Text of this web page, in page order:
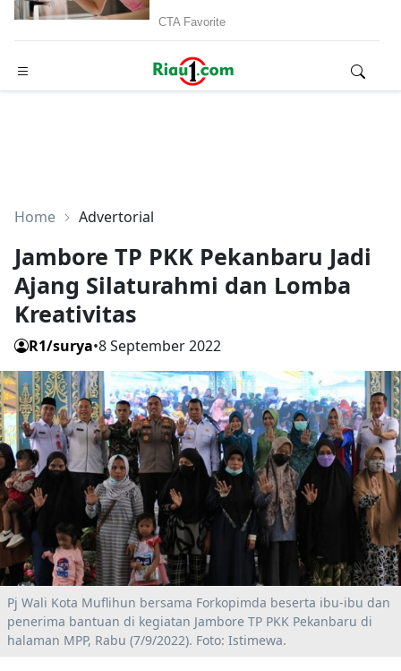
Home Advertorial
Jambore TP PKK Pekanbaru Jadi
Ajang Silaturahmi dan Lomba
Kreativitas
R1/surya•8 September 2022
Pj Wali Kota Muflihun bersama Forkopimda beserta ibu-ibu dan
penerima bantuan di kegiatan Jambore TP PKK Pekanbaru di
halaman MPP, Rabu (7/9/2022). Foto: Istimewa.